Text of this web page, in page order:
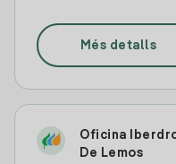
Més detalls
Oficina
De Lemos